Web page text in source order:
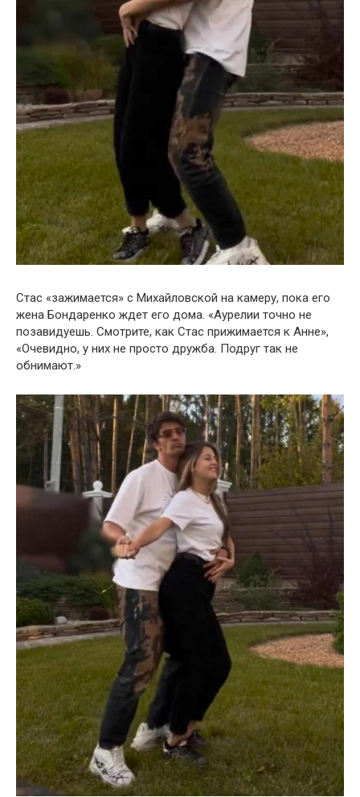
Стас «зажимается» с Михайловской на камеру, пока его
жена Бондаренко ждет его дома. «Аурелии точно не
позавидуешь. Смотрите, как Стас прижимается к Анне»,
«Очевидно, у них не просто дружба. Подруг так не
обнимают.»